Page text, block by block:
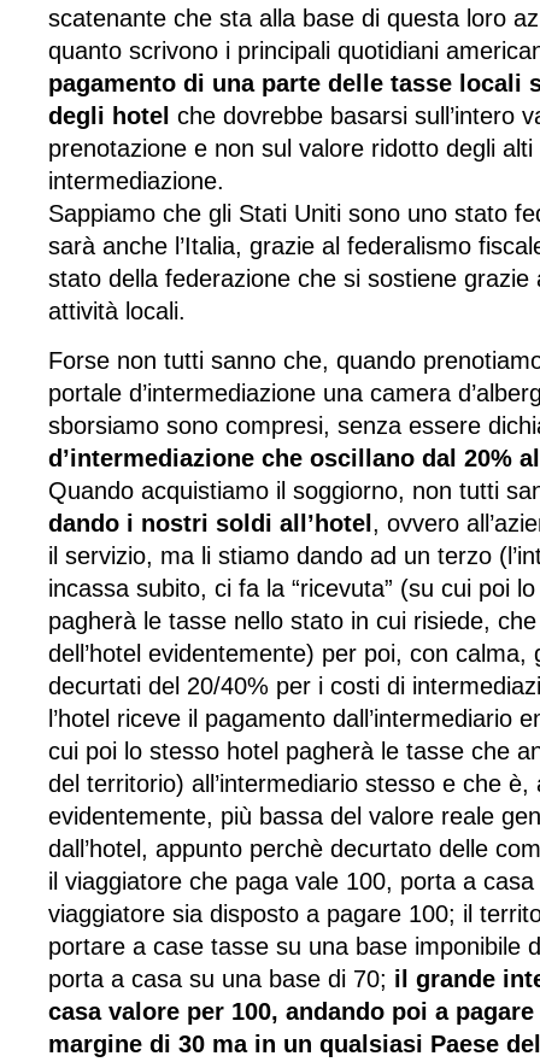
scatenante che sta alla base di questa loro
quanto scrivono i principali quotidiani
pagamento di una parte delle tasse locali
degli hotel che dovrebbe basarsi sull’intero
prenotazione e non sul valore ridotto degli alti
intermediazione.
Sappiamo che gli Stati Uniti sono uno stato
sarà anche l’Italia, grazie al federalismo
stato della federazione che si sostiene grazie
attività locali.
Forse non tutti sanno che, quando
portale d’intermediazione una camera
sborsiamo sono compresi, senza essere
d’intermediazione che oscillano dal 20%
Quando acquistiamo il soggiorno, non tutti
dando i nostri soldi all’hotel , ovvero
il servizio, ma li stiamo dando ad un terzo
incassa subito, ci fa la “ricevuta” (su cui poi
pagherà le tasse nello stato in cui risiede,
dell’hotel evidentemente) per poi, con calma,
decurtati del 20/40% per i costi di
l’hotel riceve il pagamento dall’intermediario
cui poi lo stesso hotel pagherà le tasse che
del territorio) all’intermediario stesso e che è,
evidentemente, più bassa del valore reale
dall’hotel, appunto perchè decurtato delle
il viaggiatore che paga vale 100, porta a
viaggiatore sia disposto a pagare 100; il
portare a case tasse su una base imponibile
porta a casa su una base di 70; il grande
casa valore per 100, andando poi a
margine di 30 ma in un qualsiasi Paese